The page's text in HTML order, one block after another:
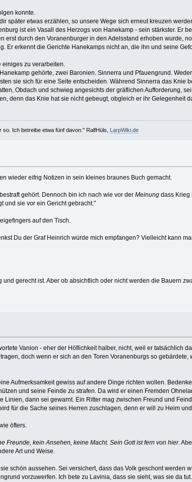
konnte.
später etwas erzählen, so unsere Wege sich erneut kreuzen
ist ein Vasall des Herzogs von Hanekamp - sein stärkster. Er
erst durch den Voranenburger in den Adelsstand erhoben wurde,
Er erkennt die Gerichte Hanekamps nicht an, die ihn und seine
einiges zu verarbeiten.
gehörte, zwei Baronien. Sinnerra und Pfauengrund.
sie sich für eine Seite entscheiden. Während Sinnerra das Knie
Obdach und schwieg angesichts der gräflichen Aufforderung,
denn das Knie hat sie nicht gebeugt, obgleich er ihr Gelegenheit
Ich betreibe etwa fünf davon." RalfHüls, LarpWiki.de
wieder eifrig Notizen in sein kleines braunes Buch gemacht.
gehört. Dennoch bin ich nach wie vor der Meinungdass Krieg
und sie vor ein Gericht gebracht."
auf den Tisch.
Du der Graf Heinrich würde mich empfangen? Vielleicht kann
und gerecht ist. Aber ob absichtlich oder nicht werden die Bauern
Vanion - eher der Höflichkeit halber, nicht, weil er tatsächlich
doch wenn er sich an den Toren Voranenburgs so
Aufmerksamkeit gewiss auf andere Dinge richten wollen.
und seine Feinde zu strafen. Da wird er einen Fremden
Linien, dann sei gewarnt. Ein Ritter mag zwischen Freund und
für die Sache seines Herren zuschlagen, denn er will zu Heim
öfters.
Freunde, kein Ansehen, keine Macht. Sein Gott ist fern von hier.
Art und Weise.
schön aussehen. Sei versichert, dass das Volk geschont werden
vorzuwerfen. Ich bete zu Lavinia, dass sie sieht, was sie da